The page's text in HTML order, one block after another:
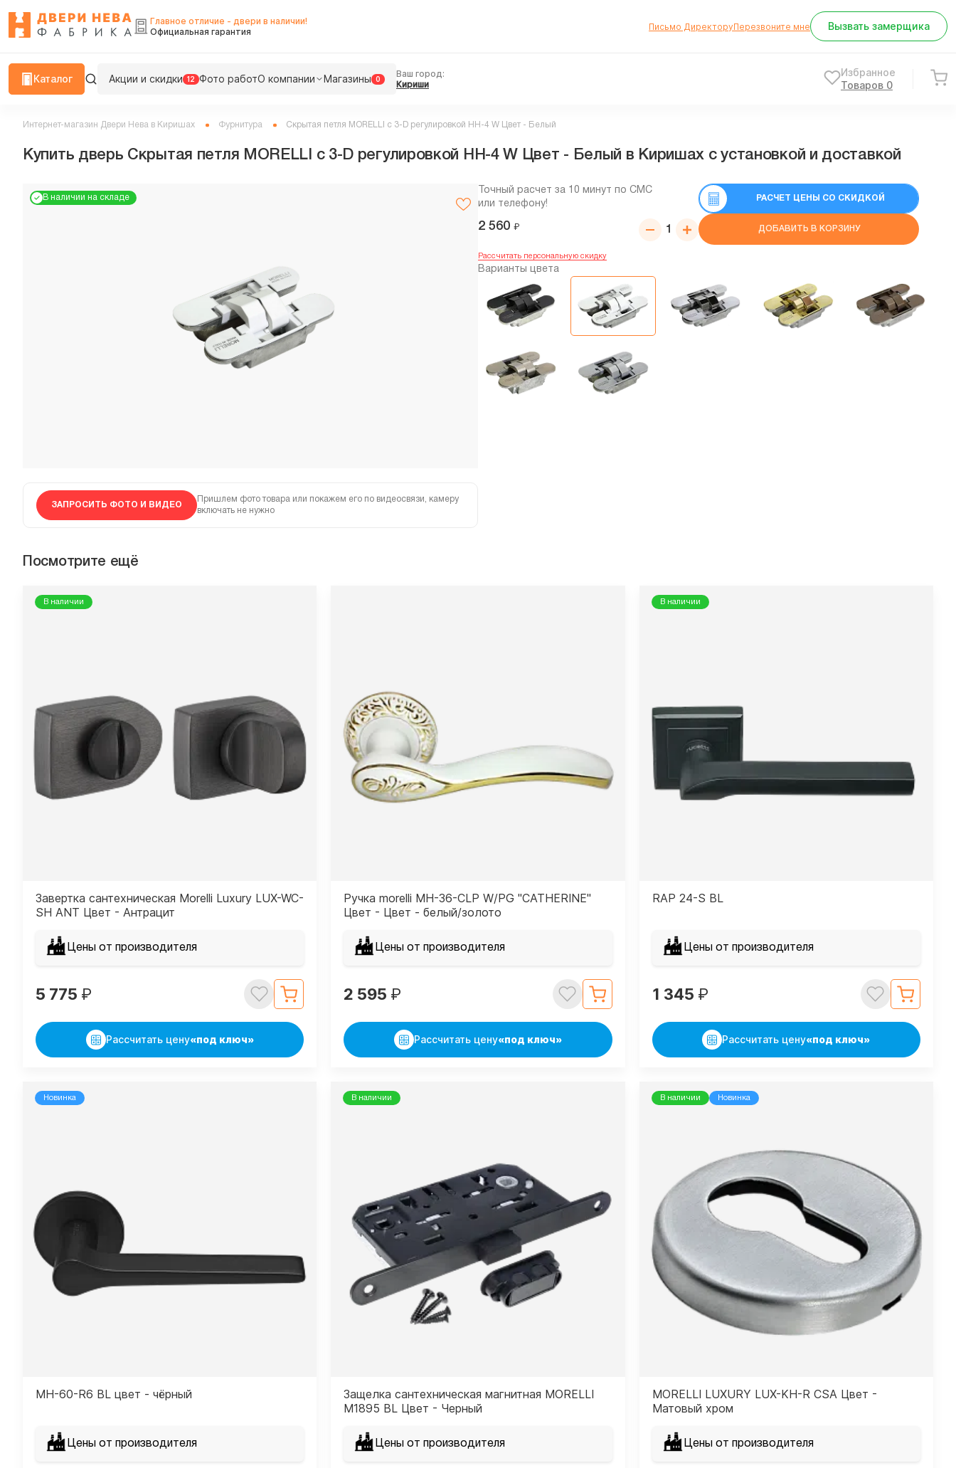
Главное отличие - двери в наличии!
Официальная гарантия
Письмо ДиректоруПерезвоните мне Вызвать замерщика
Каталог Акции и скидки 12 Фото работО компании Магазины 0
Ваш город:
Кириши
Избранное
Товаров 0
Интернет-магазин Двери Нева в Киришах Фурнитура Скрытая петля MORELLI с 3-D регулировкой HH-4 W Цвет - Белый
Купить дверь Скрытая петля MORELLI с 3-D регулировкой HH-4 W Цвет - Белый в Киришах с установкой и доставкой
В наличии на складе
ЗАПРОСИТЬ ФОТО И ВИДЕО
Пришлем фото товара или покажем его по видеосвязи, камеру
включать не нужно
Точный расчет за 10 минут по СМС
или телефону!
2 560 ₽
РАСЧЕТ ЦЕНЫ СО СКИДКОЙ
ДОБАВИТЬ В КОРЗИНУ
Рассчитать персональную скидку
Варианты цвета
Посмотрите ещё
В наличии
Завертка сантехническая Morelli Luxury LUX-WC-
SH ANT Цвет - Антрацит
Цены от производителя
5 775 ₽
Рассчитать цену«под ключ»
Ручка morelli MH-36-CLP W/PG "CATHERINE"
Цвет - Цвет - белый/золото
Цены от производителя
2 595 ₽
Рассчитать цену«под ключ»
В наличии
RAP 24-S BL
Цены от производителя
1 345 ₽
Рассчитать цену«под ключ»
Новинка
MH-60-R6 BL цвет - чёрный
Цены от производителя
В наличии
Защелка сантехническая магнитная MORELLI
M1895 BL Цвет - Черный
Цены от производителя
В наличии Новинка
MORELLI LUXURY LUX-KH-R CSA Цвет -
Матовый хром
Цены от производителя